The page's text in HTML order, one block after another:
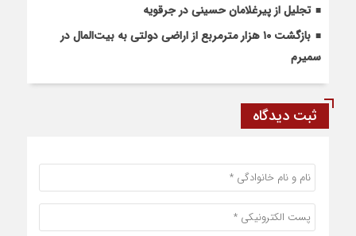
تجلیل از پیرغلامان حسینی در جرقویه
بازگشت ۱۰ هزار مترمربع از اراضی دولتی به بیت‌المال در
سمیرم
ثبت دیدگاه